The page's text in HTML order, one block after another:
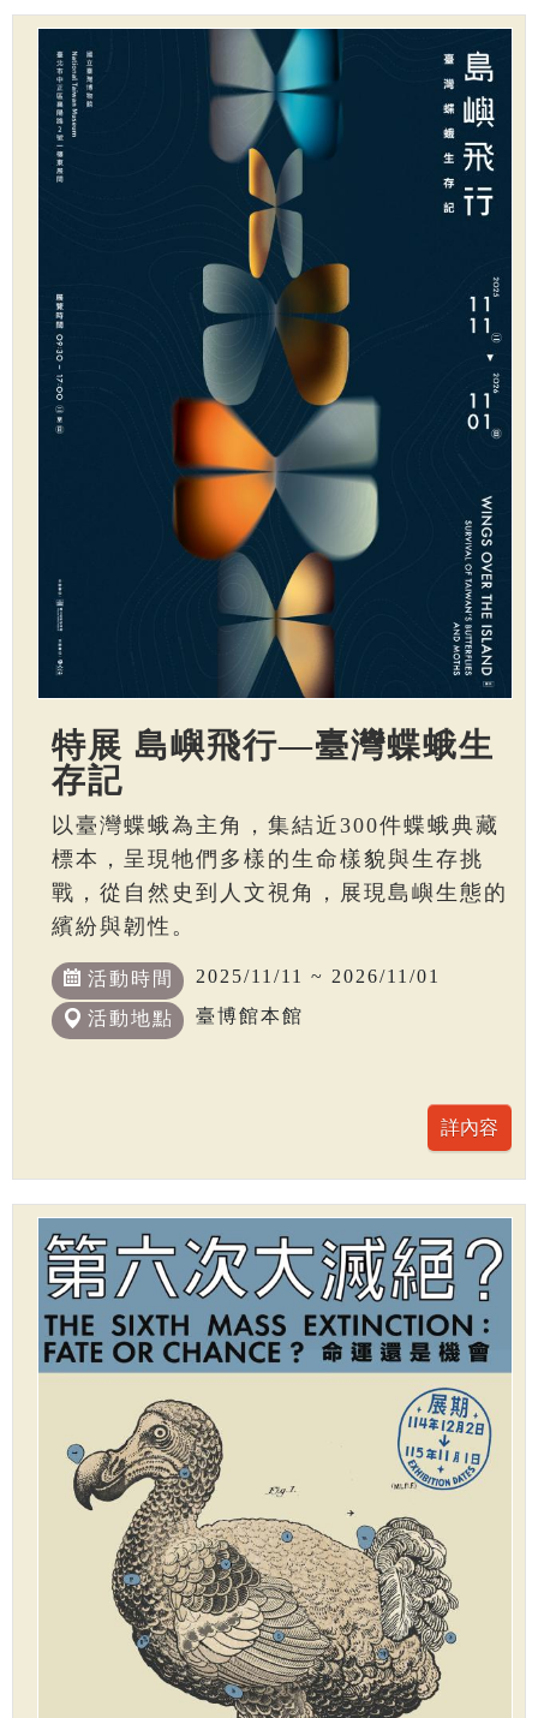
特展 島嶼飛行—臺灣蝶蛾生
存記
以臺灣蝶蛾為主角，集結近300件蝶蛾典藏
標本，呈現牠們多樣的生命樣貌與生存挑
戰，從自然史到人文視角，展現島嶼生態的
繽紛與韌性。
活動時間 2025/11/11 ~ 2026/11/01
活動地點 臺博館本館